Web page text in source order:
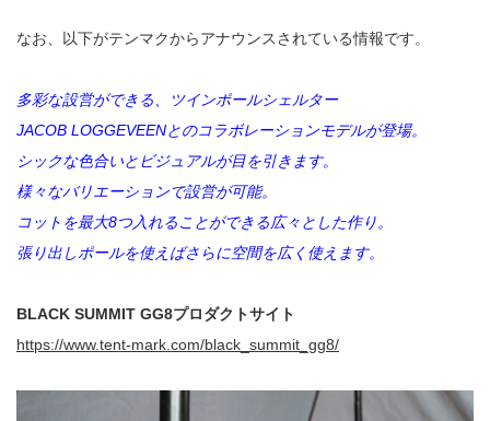
なお、以下がテンマクからアナウンスされている情報です。
多彩な設営ができる、ツインポールシェルター
JACOB LOGGEVEENとのコラボレーションモデルが登場。
シックな色合いとビジュアルが目を引きます。
様々なバリエーションで設営が可能。
コットを最大8つ入れることができる広々とした作り。
張り出しポールを使えばさらに空間を広く使えます。
BLACK SUMMIT GG8プロダクトサイト
https://www.tent-mark.com/black_summit_gg8/